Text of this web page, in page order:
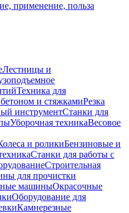
применение, польза
Лестницы и
Техника для
и стяжкамиРезка
инструментСтанки для
Уборочная техникаВесовое
и роликиБензиновые и
Станки для работы с
Строительная
для прочистки
машиныОкрасочные
Оборудование для
Камнерезные